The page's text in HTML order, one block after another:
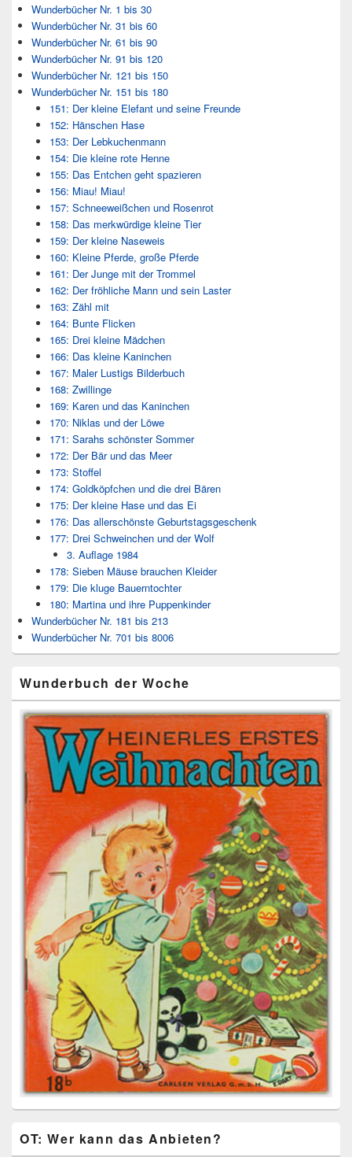
Wunderbücher Nr. 1 bis 30
Wunderbücher Nr. 31 bis 60
Wunderbücher Nr. 61 bis 90
Wunderbücher Nr. 91 bis 120
Wunderbücher Nr. 121 bis 150
Wunderbücher Nr. 151 bis 180
151: Der kleine Elefant und seine Freunde
152: Hänschen Hase
153: Der Lebkuchenmann
154: Die kleine rote Henne
155: Das Entchen geht spazieren
156: Miau! Miau!
157: Schneeweißchen und Rosenrot
158: Das merkwürdige kleine Tier
159: Der kleine Naseweis
160: Kleine Pferde, große Pferde
161: Der Junge mit der Trommel
162: Der fröhliche Mann und sein Laster
163: Zähl mit
164: Bunte Flicken
165: Drei kleine Mädchen
166: Das kleine Kaninchen
167: Maler Lustigs Bilderbuch
168: Zwillinge
169: Karen und das Kaninchen
170: Niklas und der Löwe
171: Sarahs schönster Sommer
172: Der Bär und das Meer
173: Stoffel
174: Goldköpfchen und die drei Bären
175: Der kleine Hase und das Ei
176: Das allerschönste Geburtstagsgeschenk
177: Drei Schweinchen und der Wolf
3. Auflage 1984
178: Sieben Mäuse brauchen Kleider
179: Die kluge Bauerntochter
180: Martina und ihre Puppenkinder
Wunderbücher Nr. 181 bis 213
Wunderbücher Nr. 701 bis 8006
Wunderbuch der Woche
OT: Wer kann das Anbieten?